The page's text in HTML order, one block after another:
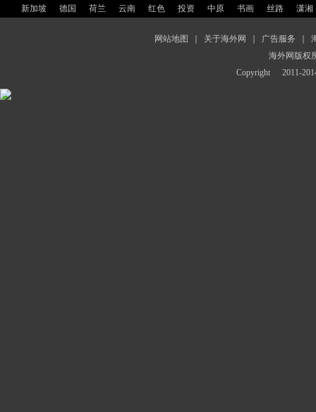
新加坡 德国 荷兰 云南 红色 投资 中原 书画 丝路 潇湘
网站地图 关于海外网 广告服务
海外网版权
Copyright
2011-